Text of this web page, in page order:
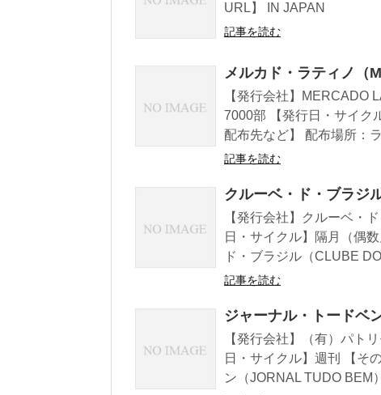
URL】 IN JAPAN
記事を読む
メルカド・ラティノ（
【発行会社】MERCADO
7000部 【発行日・サイ
配布先など】 配布場所：
記事を読む
クルーベ・ド・ブラジ
【発行会社】クルーベ・
日・サイクル】隔月（偶
ド・ブラジル（CLUBE
記事を読む
ジャーナル・トードベ
【発行会社】（有）パト
日・サイクル】週刊 【そ
ン（JORNAL TUDO BEM